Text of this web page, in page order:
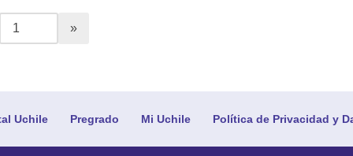
Uchile Pregrado Mi Uchile Política de Privacidad y